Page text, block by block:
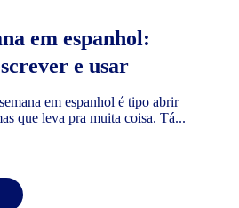
em espanhol:
e usar
em espanhol é tipo abrir
que leva pra muita coisa. Tá...